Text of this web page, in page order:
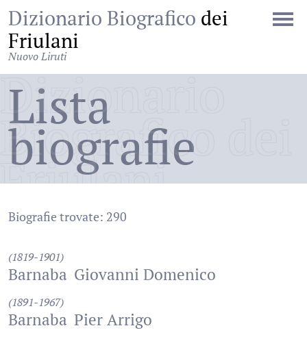
Dizionario Biografico dei
Friulani
Nuovo Liruti
Dizionario
Biografico dei
Friulani
Lista
biografie
Biografie trovate: 290
(1819-1901)
Barnaba Giovanni Domenico
(1891-1967)
Barnaba Pier Arrigo